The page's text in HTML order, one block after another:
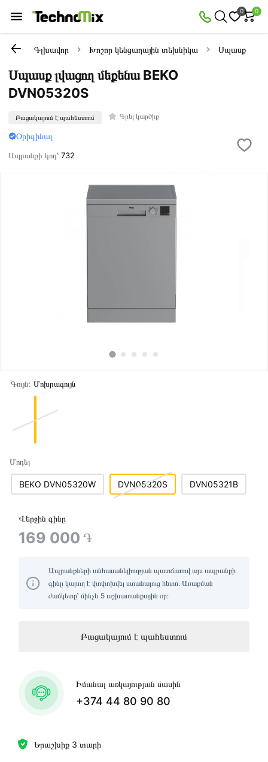
0 0
Գլխավոր Խոշոր կենցաղային տեխնիկա Սպասք
Սպասք լվացող մեքենա BEKO
DVN05320S
Բացակայում է պահեստում Գրել կարծիք
Օրիգինալ
Ապրանքի կոդ՝732
Գույն: Մոխրագույն
Մոդել
BEKO DVN05320W DVN05320S DVN05321B
Երաշխիք 3 տարի
Վերջին գինը
169 000 ֏
Ապրանքների անհասանելիության պատճառով այս ապրանքի
գինը կարող է փոփոխվել ստանալուց հետո։ Առաքման
ժամկետը՝ մինչև 5 աշխատանքային օր։
Բացակայում է պահեստում
Իմանալ առկայության մասին
+374 44 80 90 80